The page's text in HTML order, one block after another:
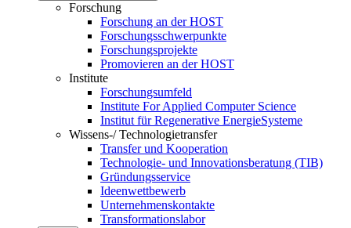
Forschung
Forschung an der HOST
Forschungsschwerpunkte
Forschungsprojekte
Promovieren an der HOST
Institute
Forschungsumfeld
Institute For Applied Computer Science
Institut für Regenerative EnergieSysteme
Wissens-/ Technologietransfer
Transfer und Kooperation
Technologie- und Innovationsberatung (TIB)
Gründungsservice
Ideenwettbewerb
Unternehmenskontakte
Transformationslabor